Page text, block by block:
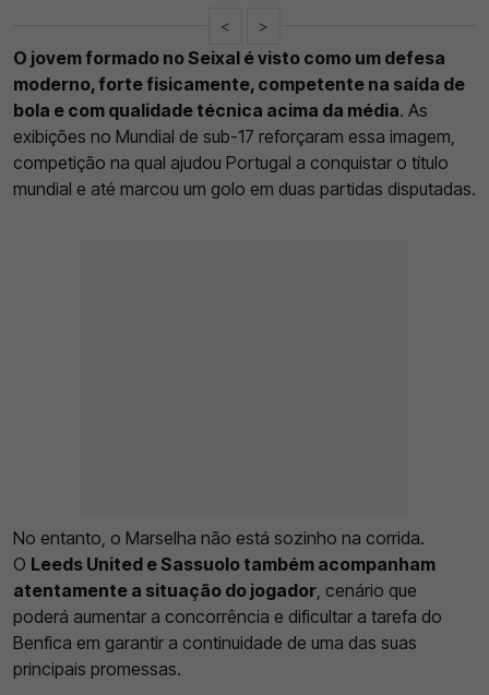
< >
O jovem formado no Seixal é visto como um defesa
moderno, forte fisicamente, competente na saída de
bola e com qualidade técnica acima da média. As
exibições no Mundial de sub-17 reforçaram essa imagem,
competição na qual ajudou Portugal a conquistar o título
mundial e até marcou um golo em duas partidas disputadas.
No entanto, o Marselha não está sozinho na corrida.
O Leeds United e Sassuolo também acompanham
atentamente a situação do jogador , cenário que
poderá aumentar a concorrência e dificultar a tarefa do
Benfica em garantir a continuidade de uma das suas
principais promessas.